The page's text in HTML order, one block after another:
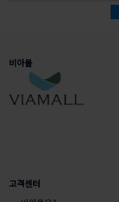
비아몰
고객센터